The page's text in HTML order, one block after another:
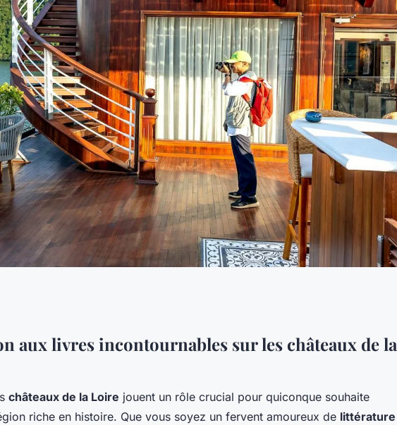
de visiter les
aux livres incontournables sur les châteaux de la
châteaux de la Loire jouent un rôle crucial pour quiconque souhaite
riche en histoire. Que vous soyez un fervent amoureux de littérature